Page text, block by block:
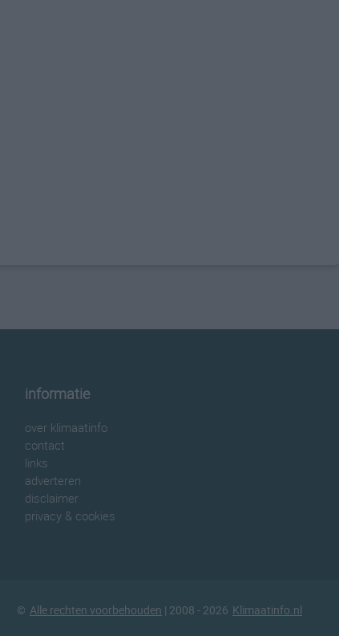
informatie
over klimaatinfo
contact
links
adverteren
disclaimer
privacy & cookies
© Alle rechten voorbehouden | 2008 - 2026 Klimaatinfo.nl